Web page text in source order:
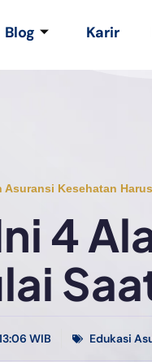
Blog Karir
Kesehatan
4
WIB Edukasi